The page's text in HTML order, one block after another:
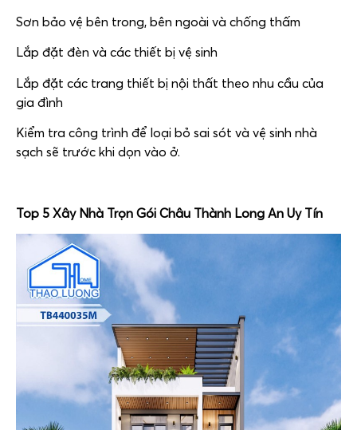
Sơn bảo vệ bên trong, bên ngoài và chống thấm
Lắp đặt đèn và các thiết bị vệ sinh
Lắp đặt các trang thiết bị nội thất theo nhu cầu của
gia đình
Kiểm tra công trình để loại bỏ sai sót và vệ sinh nhà
sạch sẽ trước khi dọn vào ở.
Top 5 Xây Nhà Trọn Gói Châu Thành Long An Uy Tín